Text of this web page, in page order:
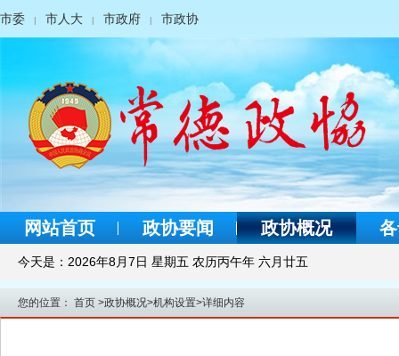
市委 | 市人大 | 市政府 | 市政协
网站首页 政协要闻 政协概况
今天是： 2026年8月7日 星期五 农历丙午年 六月廿五
您的位置： 首页 >政协概况>机构设置>详细内容